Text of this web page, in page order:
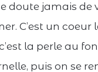
doute jamais
C’est un
la perle au
puis on se